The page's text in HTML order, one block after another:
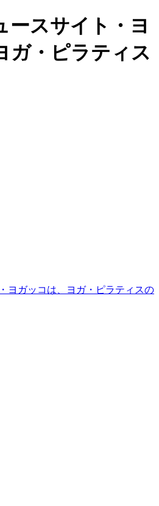
ースサイト・ヨ
ガ・ピラティス
ヨガッコは、ヨガ・ピラティスの